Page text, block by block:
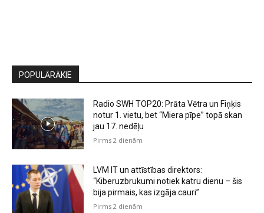
POPULĀRĀKIE
Radio SWH TOP20: Prāta Vētra un Fiņķis
notur 1. vietu, bet “Miera pīpe” topā skan
jau 17. nedēļu
Pirms 2 dienām
LVM IT un attīstības direktors:
“Kiberuzbrukumi notiek katru dienu – šis
bija pirmais, kas izgāja cauri”
Pirms 2 dienām